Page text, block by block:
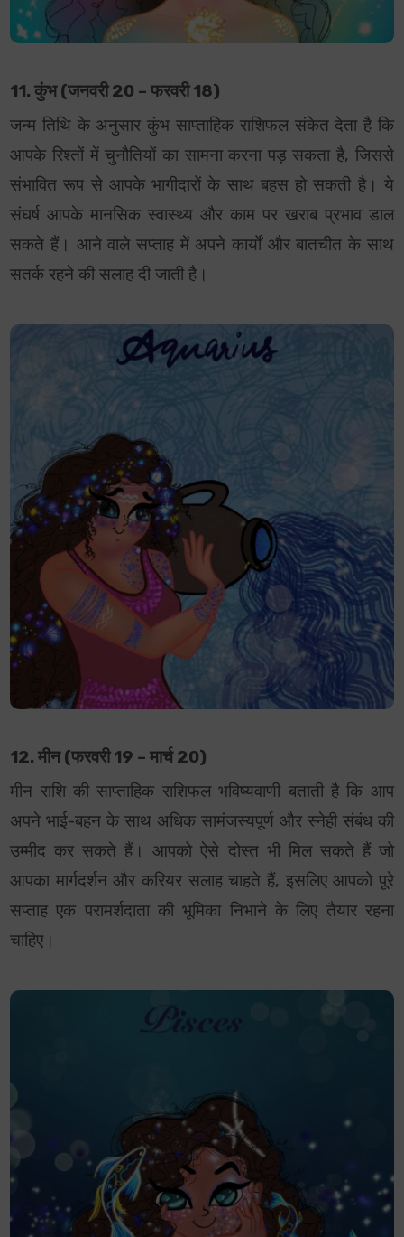
11. कुंभ (जनवरी 20 – फरवरी 18)
जन्म तिथि के अनुसार कुंभ साप्ताहिक राशिफल संकेत देता है कि
आपके रिश्तों में चुनौतियों का सामना करना पड़ सकता है, जिससे
संभावित रूप से आपके भागीदारों के साथ बहस हो सकती है। ये
संघर्ष आपके मानसिक स्वास्थ्य और काम पर खराब प्रभाव डाल
सकते हैं। आने वाले सप्ताह में अपने कार्यों और बातचीत के साथ
सतर्क रहने की सलाह दी जाती है।
12. मीन (फरवरी 19 – मार्च 20)
मीन राशि की साप्ताहिक राशिफल भविष्यवाणी बताती है कि आप
अपने भाई-बहन के साथ अधिक सामंजस्यपूर्ण और स्नेही संबंध की
उम्मीद कर सकते हैं। आपको ऐसे दोस्त भी मिल सकते हैं जो
आपका मार्गदर्शन और करियर सलाह चाहते हैं, इसलिए आपको पूरे
सप्ताह एक परामर्शदाता की भूमिका निभाने के लिए तैयार रहना
चाहिए।